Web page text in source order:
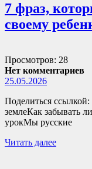
7 фраз,
своему
Просмотров: 28
Нет комментариев
25.05.2026
Поделиться
землеКак забывать
урокМы русские
Читать далее